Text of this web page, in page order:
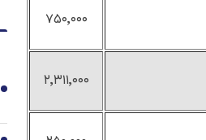
۷۵۰٬۰۰۰
۲٬۳۱۱٬۰۰۰
1